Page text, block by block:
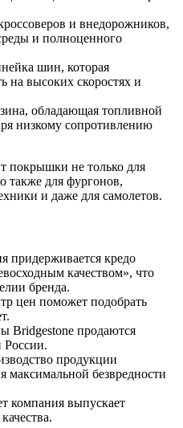
и внедорожников,
и полноценного
шин, которая
на высоких скоростях и
обладающая топливной
низкому сопротивлению
покрышки не только для
также для фургонов,
и даже для самолетов.
придерживается кредо
качеством», что
бренда.
цен поможет подобрать
продаются
России.
продукции
максимальной безвредности
компания выпускает